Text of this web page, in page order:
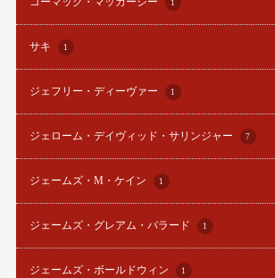
1
サキ 1
ジェフリー・ディーヴァー 1
ジェローム・デイヴィッド・サリンジャー 7
ジェームズ・M・ケイン 1
ジェームズ・グレアム・バラード 1
ジェームズ・ボールドウィン 1